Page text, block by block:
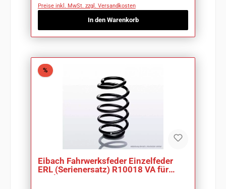
Preise inkl. MwSt. zzgl. Versandkosten
In den Warenkorb
%Rabatt
Eibach Fahrwerksfeder Einzelfeder
ERL (Serienersatz) R10018 VA für
Opel Corsa C